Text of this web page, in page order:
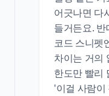
어긋나면 다
들거든요. 반
코드 스니펫
차이는 거의
한도만 빨리
'이걸 사람이